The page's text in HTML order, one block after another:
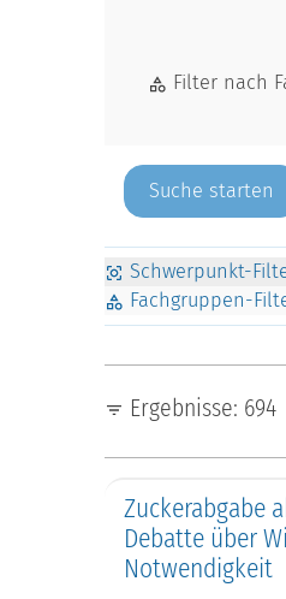
Filter nach
Schwerpunkt-
Fachgruppen-
Ergebnisse: 694
Zuckerabgabe
Debatte über
Notwendigkeit